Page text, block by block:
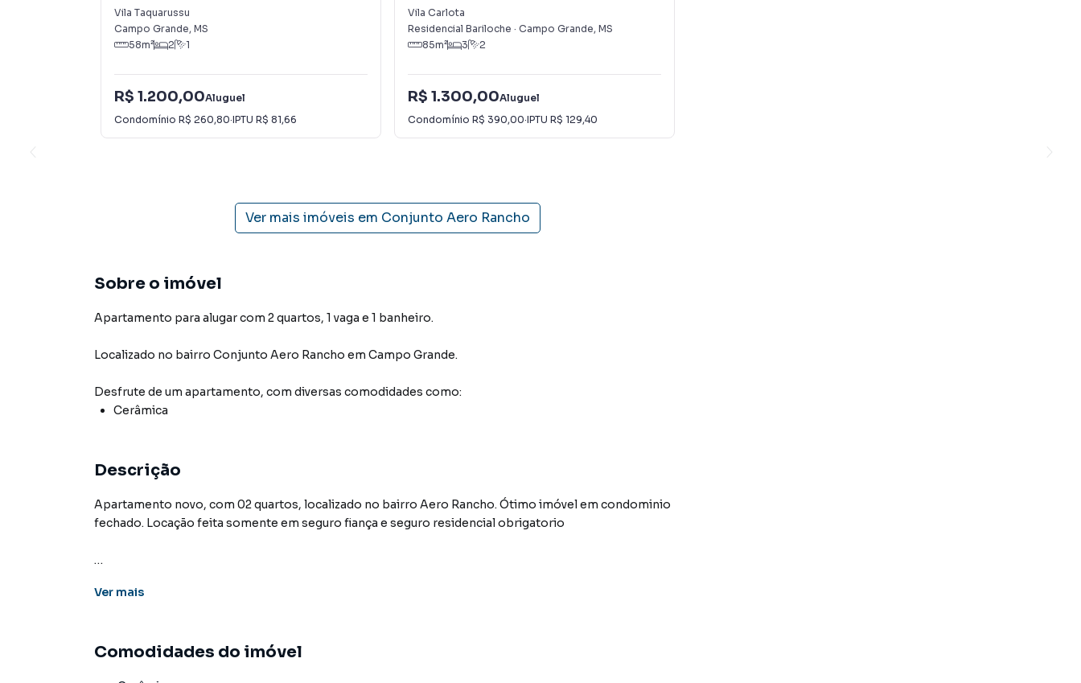
Taquarussu
Vila Taquarussu
Campo Grande, MS
58m² 2 1
R$ 1.200,00Aluguel
Condomínio R$ 260,80·IPTU R$ 81,66
Vila Carlota
Residencial Bariloche · Campo Grande, MS
85m² 3 2
R$ 1.300,00Aluguel
Condomínio R$ 390,00·IPTU R$ 129,40
Ver mais imóveis em Conjunto Aero Rancho
Sobre o imóvel
Apartamento para alugar com 2 quartos, 1 vaga e 1 banheiro.
Localizado no bairro Conjunto Aero Rancho em Campo Grande.
Desfrute de um apartamento, com diversas comodidades como:
Cerâmica
Descrição
Apartamento novo, com 02 quartos, localizado no bairro Aero Rancho. Ótimo imóvel em condominio
fechado. Locação feita somente em seguro fiança e seguro residencial obrigatorio
Não encontrou o que procurava ou deseja mais informações sobre Apartamento em Campo Grande?
A KSA FACIL IMOVEIS tem mais opções de apartamentos, casas residenciais e comerciais, sobrados,
Ver mais
Comodidades do imóvel